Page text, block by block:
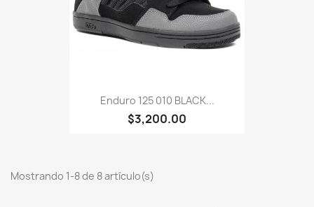
Enduro 125 010 BLACK...
$3,200.00
Mostrando 1-8 de 8 artículo(s)